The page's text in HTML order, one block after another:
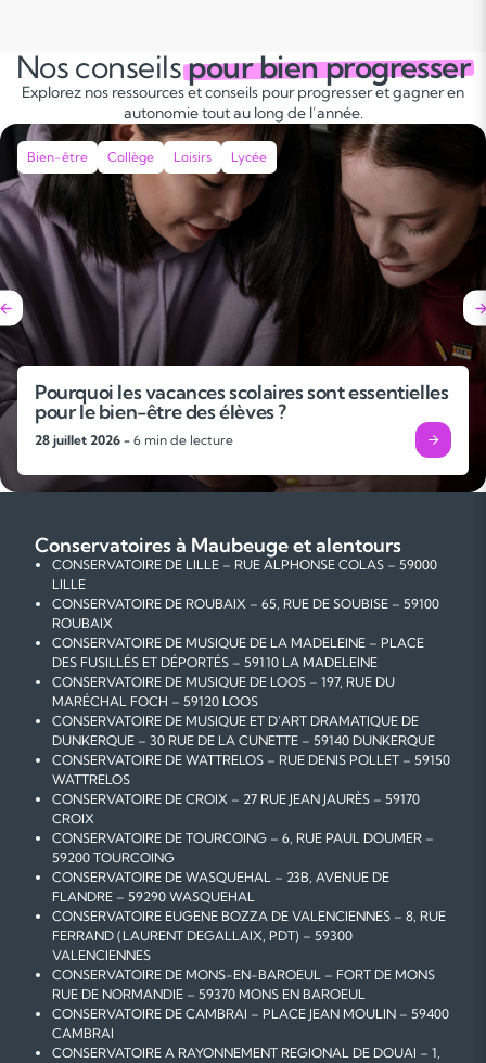
Nos conseilspour bien progresser
Explorez nos ressources et conseils pour progresser et gagner en
autonomie tout au long de l’année.
Bien-être Collège Loisirs Lycée
Pourquoi les vacances scolaires sont essentielles
pour le bien-être des élèves ?
28 juillet 2026 - 6 min de lecture
Conservatoires à Maubeuge et alentours
CONSERVATOIRE DE LILLE – RUE ALPHONSE COLAS – 59000
LILLE
CONSERVATOIRE DE ROUBAIX – 65, RUE DE SOUBISE – 59100
ROUBAIX
CONSERVATOIRE DE MUSIQUE DE LA MADELEINE – PLACE
DES FUSILLÉS ET DÉPORTÉS – 59110 LA MADELEINE
CONSERVATOIRE DE MUSIQUE DE LOOS – 197, RUE DU
MARÉCHAL FOCH – 59120 LOOS
CONSERVATOIRE DE MUSIQUE ET D'ART DRAMATIQUE DE
DUNKERQUE – 30 RUE DE LA CUNETTE – 59140 DUNKERQUE
CONSERVATOIRE DE WATTRELOS – RUE DENIS POLLET – 59150
WATTRELOS
CONSERVATOIRE DE CROIX – 27 RUE JEAN JAURÈS – 59170
CROIX
CONSERVATOIRE DE TOURCOING – 6, RUE PAUL DOUMER –
59200 TOURCOING
CONSERVATOIRE DE WASQUEHAL – 23B, AVENUE DE
FLANDRE – 59290 WASQUEHAL
CONSERVATOIRE EUGENE BOZZA DE VALENCIENNES – 8, RUE
FERRAND (LAURENT DEGALLAIX, PDT) – 59300
VALENCIENNES
CONSERVATOIRE DE MONS-EN-BAROEUL – FORT DE MONS
RUE DE NORMANDIE – 59370 MONS EN BAROEUL
CONSERVATOIRE DE CAMBRAI – PLACE JEAN MOULIN – 59400
CAMBRAI
CONSERVATOIRE A RAYONNEMENT REGIONAL DE DOUAI – 1,